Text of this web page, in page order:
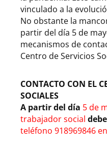
vinculado a la
No obstante la
partir del día 5 de
mecanismos de
Centro de Servicios
CONTACTO CON EL
SOCIALES
A partir del día 5 de
trabajador social
teléfono 918969846